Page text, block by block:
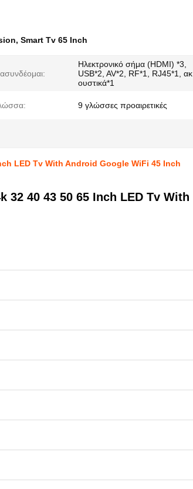
, Smart Tv 65 Inch
Ηλεκτρονικό σήμα (HDMI) *3,
USB*2, AV*2, RF*1, RJ45*1, ακ
ουστικά*1
9 γλώσσες προαιρετικές
LED Tv With Android Google WiFi 45 Inch
32 40 43 50 65 Inch LED Tv With